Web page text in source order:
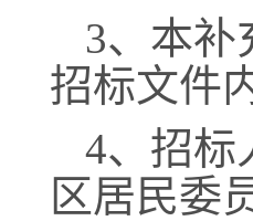
3、本补
招标文件
4、招标
区居民委